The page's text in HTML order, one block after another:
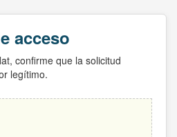
acceso
confirme que la solicitud
legítimo.